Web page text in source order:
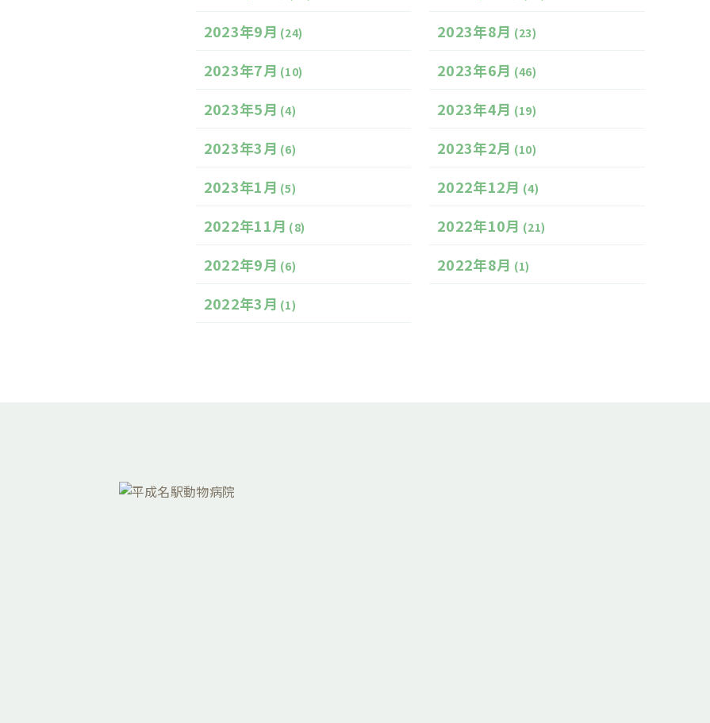
2023年9月 (24) 2023年8月 (23)
2023年7月 (10) 2023年6月 (46)
2023年5月 (4) 2023年4月 (19)
2023年3月 (6) 2023年2月 (10)
2023年1月 (5) 2022年12月 (4)
2022年11月 (8) 2022年10月 (21)
2022年9月 (6) 2022年8月 (1)
2022年3月 (1)